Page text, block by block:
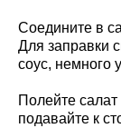
Соедините в
Для заправки
соус, немного
Полейте
подавайте к